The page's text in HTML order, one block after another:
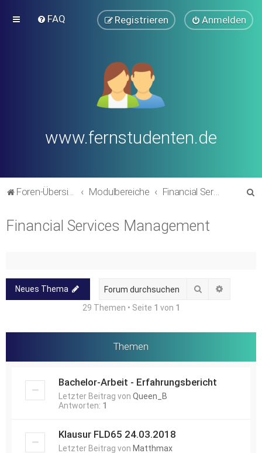
FAQ Anmelden
Registrieren
www.fernstudenten.de
Foren-Übersicht Modulbereiche Financial Services Management
Financial Services Management
Neues Thema Suche
29 Themen • Seite 1 von 1
Themen
Bachelor-Arbeit - Erfahrungsbericht
Letzter Beitrag von Queen_B
Antworten: 1
Klausur FLD65 24.03.2018
Letzter Beitrag von Matthmax